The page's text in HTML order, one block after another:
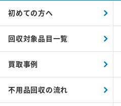
初めての方へ
回収対象品目一覧
買取事例
不用品回収の流れ